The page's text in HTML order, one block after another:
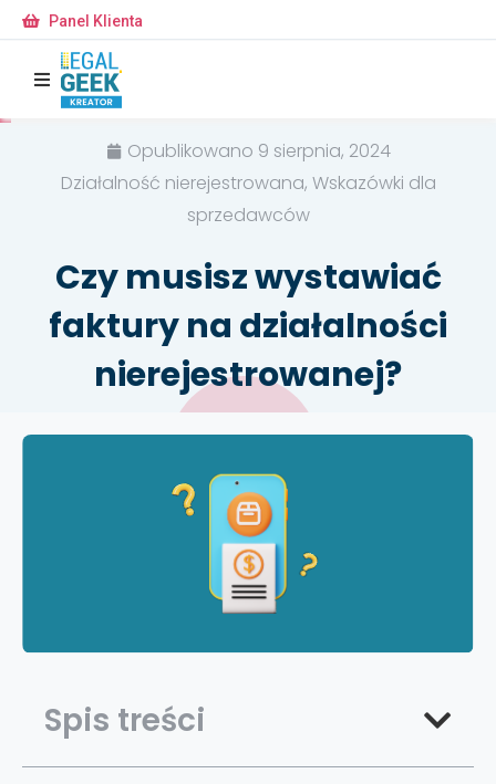
Panel Klienta
Opublikowano 9 sierpnia, 2024
Działalność nierejestrowana, Wskazówki dla
sprzedawców
Czy musisz wystawiać
faktury na działalności
nierejestrowanej?
Spis treści